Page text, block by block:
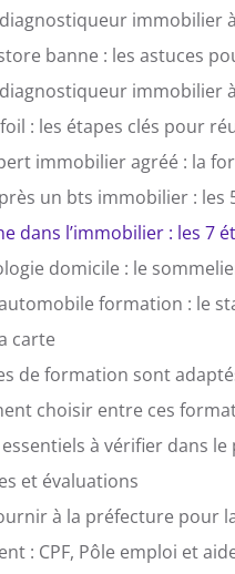
carte
choisir entre ces
et évaluations
à la préfecture pour